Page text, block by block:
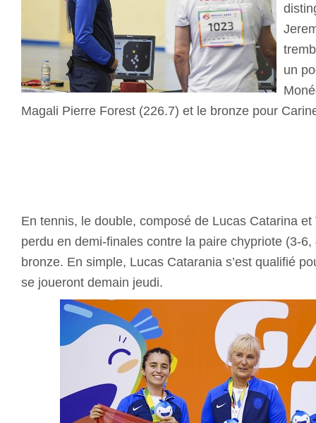
un
Magali Pierre Forest (226.7) et le bronze pour
En tennis, le double, composé de Lucas Catarina
perdu en demi-finales contre la paire chypriote (3-
bronze. En simple, Lucas Catarania s’est qualifié
se joueront demain jeudi.